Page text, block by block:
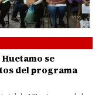
se
del programa